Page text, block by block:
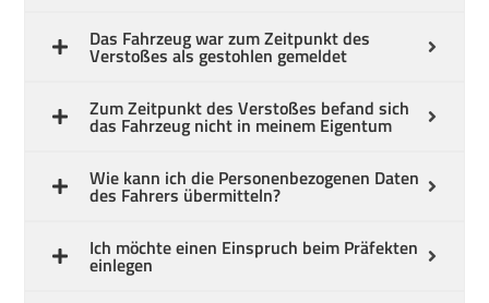
Deutsch
Das Fahrzeug war zum Zeitpunkt des
Verstoßes als gestohlen gemeldet
Zum Zeitpunkt des Verstoßes befand sich
das Fahrzeug nicht in meinem Eigentum
Wie kann ich die Personenbezogenen Daten
des Fahrers übermitteln?
Ich möchte einen Einspruch beim Präfekten
einlegen